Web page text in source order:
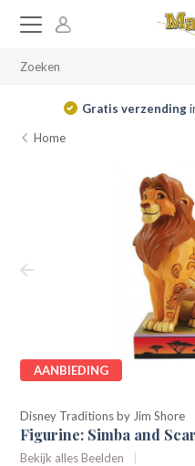
Gratis verzending
Home
AANBIEDING
Disney Traditions by Jim Shore
Figurine: Simba and Scar
Bekijk alles Beelden